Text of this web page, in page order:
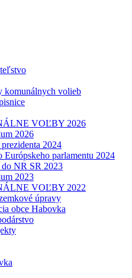
komunálnych volieb
VOĽBY 2026
2026
2024
parlamentu 2024
NR SR 2023
2023
VOĽBY 2022
úpravy
obce Habovka